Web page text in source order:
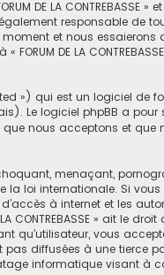
DE LA
responsable de
moment et nous
DE LA
») qui est un logiciel de
Le logiciel phpBB a
nous acceptons et que
menaçant,
la loi internationale. Si
à internet et les
» ait le
qu’utilisateur, vous
diffusées à une tierce
informatique visant à